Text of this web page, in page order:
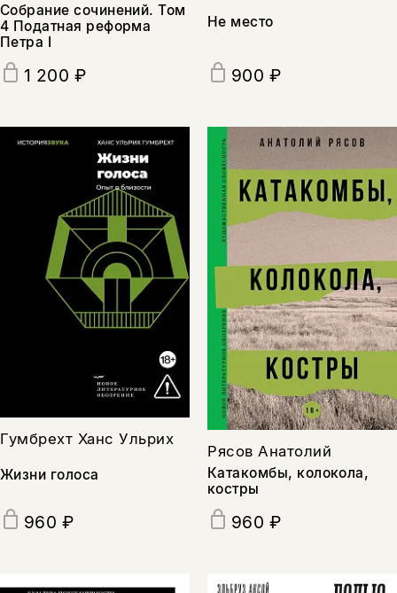
Собрание сочинений. Том
4 Податная реформа
Петра I
1 200 ₽
Не место
900 ₽
Гумбрехт Ханс Ульрих
Жизни голоса
960 ₽
Рясов Анатолий
Катакомбы, колокола,
костры
960 ₽